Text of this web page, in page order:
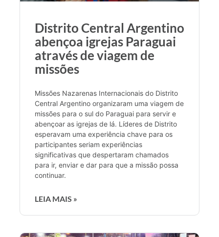
Distrito Central Argentino
abençoa igrejas Paraguai
através de viagem de
missões
Missões Nazarenas Internacionais do Distrito
Central Argentino organizaram uma viagem de
missões para o sul do Paraguai para servir e
abençoar as igrejas de lá. Líderes de Distrito
esperavam uma experiência chave para os
participantes seriam experiências
significativas que despertaram chamados
para ir, enviar e dar para que a missão possa
continuar.
LEIA MAIS »